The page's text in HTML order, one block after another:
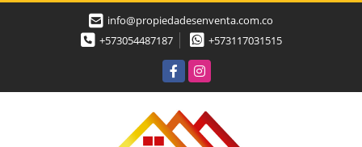
info@propiedadesenventa.com.co
+573054487187
+573117031515
FacebookInstagram